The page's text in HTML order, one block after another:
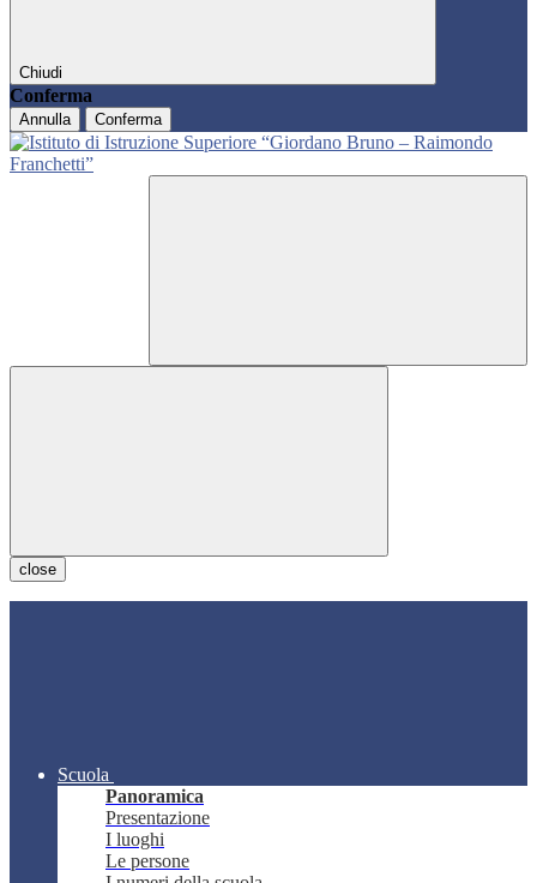
Chiudi
Conferma
Annulla Conferma
close
Scuola
Panoramica
Presentazione
I luoghi
Le persone